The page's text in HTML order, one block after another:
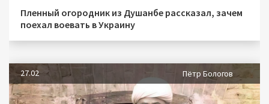
Пленный огородник из Душанбе рассказал, зачем
поехал воевать в Украину
27.02 Пётр Бологов